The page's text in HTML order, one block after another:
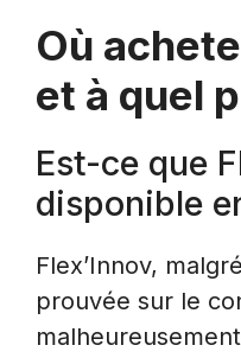
Où
et à quel
Est-ce que
disponible
Flex’Innov,
prouvée sur le